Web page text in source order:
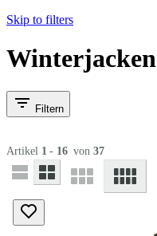
Skip to filters
Winterjacken
Filtern
Artikel 1 - 16 von 37